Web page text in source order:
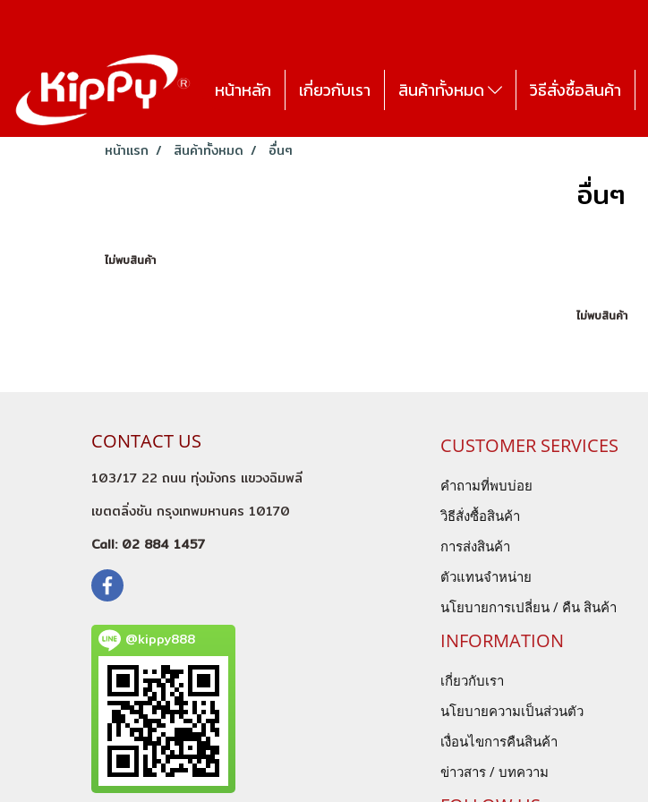
หน้าหลัก เกี่ยวกับเรา สินค้าทั้งหมด วิธีสั่งซื้อสินค้า
หน้าแรก สินค้าทั้งหมด อื่นๆ
อื่นๆ
ไม่พบสินค้า
ไม่พบสินค้า
CONTACT US
103/17 22 ถนน ทุ่งมังกร แขวงฉิมพลี
เขตตลิ่งชัน กรุงเทพมหานคร 10170
Call: 02 884 1457
@kippy888
CUSTOMER SERVICES
คำถามที่พบบ่อย
วิธีสั่งซื้อสินค้า
การส่งสินค้า
ตัวแทนจำหน่าย
นโยบายการเปลี่ยน / คืน สินค้า
INFORMATION
เกี่ยวกับเรา
นโยบายความเป็นส่วนตัว
เงื่อนไขการคืนสินค้า
ข่าวสาร / บทความ